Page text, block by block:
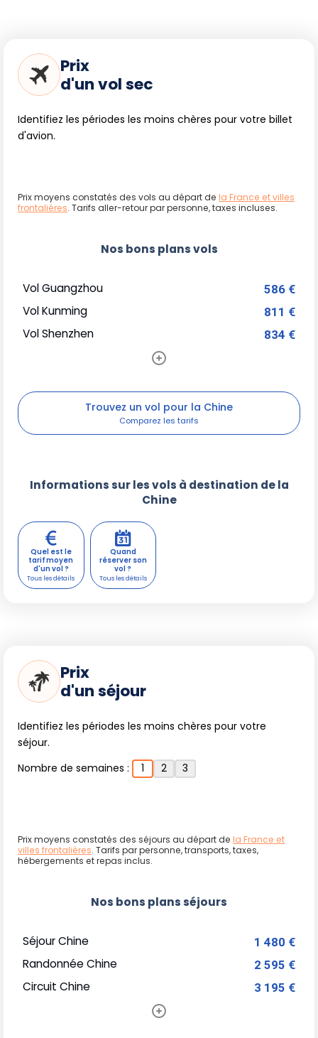
Prix
d'un vol sec
Identifiez les périodes les moins chères pour votre billet
d'avion.
Prix moyens constatés des vols au départ de la France et villes
frontalières. Tarifs aller-retour par personne, taxes incluses.
Nos bons plans vols
Vol Guangzhou 586 €
Vol Kunming 811 €
Vol Shenzhen 834 €
Trouvez un vol pour la Chine
Informations sur les vols à destination de la
Chine
Quel est le
tarif moyen
d'un vol ?
Quand
réserver son
vol ?
Prix
d'un séjour
Identifiez les périodes les moins chères pour votre
séjour.
Nombre de semaines :
1 2 3
Prix moyens constatés des séjours au départ de la France et
villes frontalières. Tarifs par personne, transports, taxes,
hébergements et repas inclus.
Nos bons plans séjours
Séjour Chine 1 480 €
Randonnée Chine 2 595 €
Circuit Chine 3 195 €